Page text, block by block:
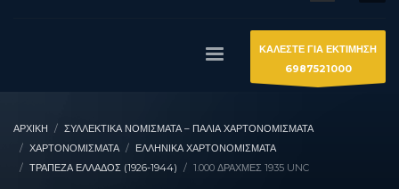
ΚΑΛΕΣΤΕ ΓΙΑ ΕΚΤΙΜΗΣΗ
6987521000
ΑΡΧΙΚΉ
ΣΥΛΛΕΚΤΙΚΆ ΝΟΜΊΣΜΑΤΑ – ΠΑΛΙΆ ΧΑΡΤΟΝΟΜΊΣΜΑΤΑ
ΧΑΡΤΟΝΟΜΙΣΜΑΤΑ
ΕΛΛΗΝΙΚΆ ΧΑΡΤΟΝΟΜΊΣΜΑΤΑ
ΤΡΆΠΕΖΑ ΕΛΛΆΔΟΣ (1926-1944)
1.000 ΔΡΑΧΜΈΣ 1935 UNC